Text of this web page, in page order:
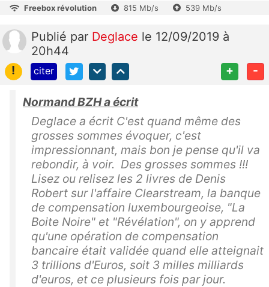
Freebox révolution 815 Mb/s 539 Mb/s
Publié par Deglace le 12/09/2019 à
20h44
!
citer + -
Normand BZH a écrit
Deglace a écrit C'est quand même des
grosses sommes évoquer, c'est
impressionnant, mais bon je pense qu'il va
rebondir, à voir. Des grosses sommes !!!
Lisez ou relisez les 2 livres de Denis
Robert sur l'affaire Clearstream, la banque
de compensation luxembourgeoise, "La
Boite Noire" et "Révélation", on y apprend
qu'une opération de compensation
bancaire était validée quand elle atteignait
3 trillions d'Euros, soit 3 milles milliards
d'euros, et ce plusieurs fois par jour.